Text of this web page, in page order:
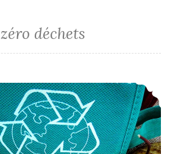
zéro déchets
Mes astuces pour le recyclage et la réduction de ses déchets au quotidien